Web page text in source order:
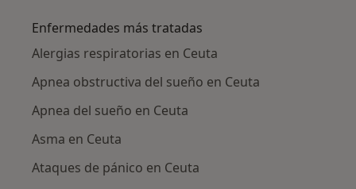
Enfermedades más tratadas
Alergias respiratorias en Ceuta
Apnea obstructiva del sueño en Ceuta
Apnea del sueño en Ceuta
Asma en Ceuta
Ataques de pánico en Ceuta